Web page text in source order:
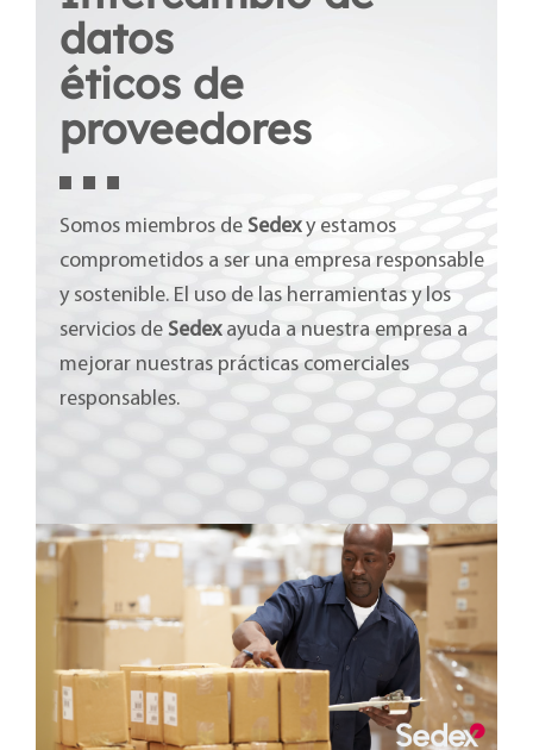
datos
éticos de
proveedores
Somos miembros de Sedexy estamos
comprometidos a ser una empresa responsable
y sostenible. El uso de las herramientas y los
servicios de Sedexayuda a nuestra empresa a
mejorar nuestras prácticas comerciales
responsables.